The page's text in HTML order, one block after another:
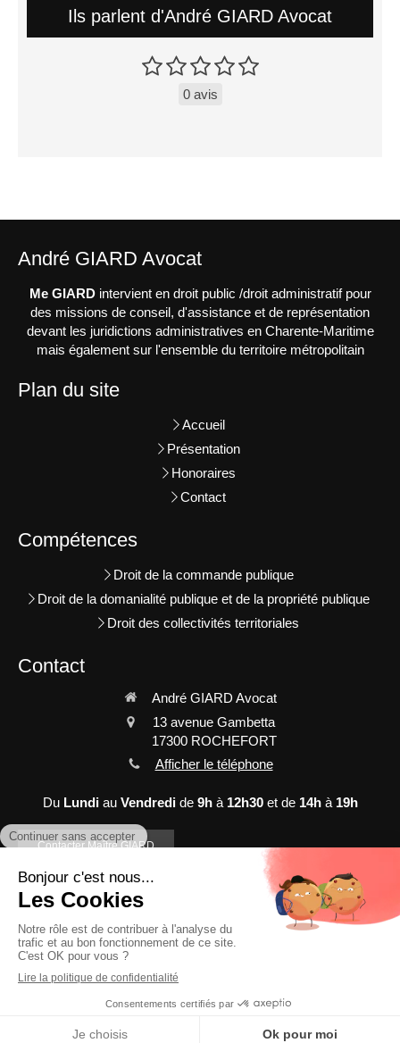
Ils parlent d'André GIARD Avocat
0 avis
André GIARD Avocat
Me GIARDintervient en droit public /droit administratif pour
des missions de conseil, d'assistance et de représentation
devant les juridictions administratives en Charente-Maritime
mais également sur l'ensemble du territoire métropolitain
Plan du site
Accueil
Présentation
Honoraires
Contact
Compétences
Droit de la commande publique
Droit de la domanialité publique et de la propriété publique
Droit des collectivités territoriales
Contact
André GIARD Avocat
13 avenue Gambetta
17300 ROCHEFORT
Afficher le téléphone
Du Lundiau Vendredide 9hà 12h30et de 14hà 19h
Contacter Maître GIARD
©2022 André GIARD Avocat - Avocat à La Rochelle
Plan du site
Création et référencement du site par Simplébo
Site créé grâce à PRAEFERENTIA